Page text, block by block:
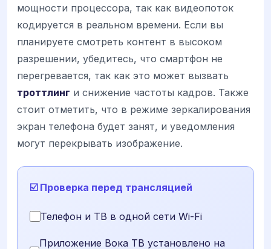
мощности процессора, так как видеопоток
кодируется в реальном времени. Если вы
планируете смотреть контент в высоком
разрешении, убедитесь, что смартфон не
перегревается, так как это может вызвать
троттлинг и снижение частоты кадров. Также
стоит отметить, что в режиме зеркалирования
экран телефона будет занят, и уведомления
могут перекрывать изображение.
☑️ Проверка перед трансляцией
Телефон и ТВ в одной сети Wi-Fi
Приложение Вока ТВ установлено на